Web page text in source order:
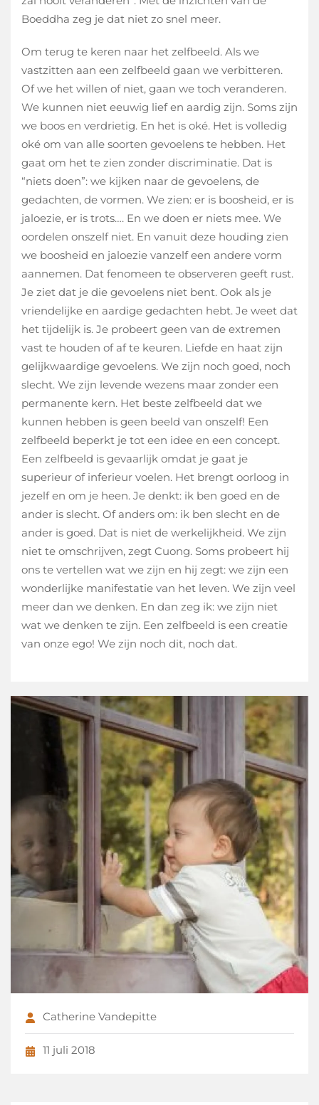
Boeddha zeg je dat niet zo snel meer.
Om terug te keren naar het zelfbeeld. Als we
vastzitten aan een zelfbeeld gaan we verbitteren.
Of we het willen of niet, gaan we toch veranderen.
We kunnen niet eeuwig lief en aardig zijn. Soms zijn
we boos en verdrietig. En het is oké. Het is volledig
oké om van alle soorten gevoelens te hebben. Het
gaat om het te zien zonder discriminatie. Dat is
“niets doen”: we kijken naar de gevoelens, de
gedachten, de vormen. We zien: er is boosheid, er is
jaloezie, er is trots…. En we doen er niets mee. We
oordelen onszelf niet. En vanuit deze houding zien
we boosheid en jaloezie vanzelf een andere vorm
aannemen. Dat fenomeen te observeren geeft rust.
Je ziet dat je die gevoelens niet bent. Ook als je
vriendelijke en aardige gedachten hebt. Je weet dat
het tijdelijk is. Je probeert geen van de extremen
vast te houden of af te keuren. Liefde en haat zijn
gelijkwaardige gevoelens. We zijn noch goed, noch
slecht. We zijn levende wezens maar zonder een
permanente kern. Het beste zelfbeeld dat we
kunnen hebben is geen beeld van onszelf! Een
zelfbeeld beperkt je tot een idee en een concept.
Een zelfbeeld is gevaarlijk omdat je gaat je
superieur of inferieur voelen. Het brengt oorloog in
jezelf en om je heen. Je denkt: ik ben goed en de
ander is slecht. Of anders om: ik ben slecht en de
ander is goed. Dat is niet de werkelijkheid. We zijn
niet te omschrijven, zegt Cuong. Soms probeert hij
ons te vertellen wat we zijn en hij zegt: we zijn een
wonderlijke manifestatie van het leven. We zijn veel
meer dan we denken. En dan zeg ik: we zijn niet
wat we denken te zijn. Een zelfbeeld is een creatie
van onze ego! We zijn noch dit, noch dat.
Catherine Vandepitte
11 juli 2018